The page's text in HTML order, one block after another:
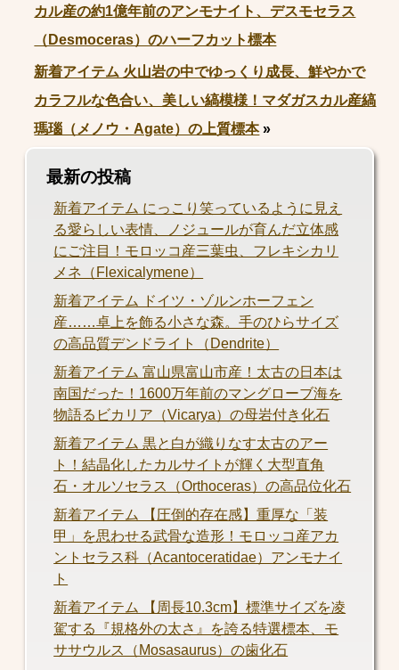
カル産の約1億年前のアンモナイト、デスモセラス
（Desmoceras）のハーフカット標本
新着アイテム 火山岩の中でゆっくり成長、鮮やかで
カラフルな色合い、美しい縞模様！マダガスカル産縞
瑪瑙（メノウ・Agate）の上質標本»
最新の投稿
新着アイテム にっこり笑っているように見え
る愛らしい表情、ノジュールが育んだ立体感
にご注目！モロッコ産三葉虫、フレキシカリ
メネ（Flexicalymene）
新着アイテム ドイツ・ゾルンホーフェン
産……卓上を飾る小さな森。手のひらサイズ
の高品質デンドライト（Dendrite）
新着アイテム 富山県富山市産！太古の日本は
南国だった！1600万年前のマングローブ海を
物語るビカリア（Vicarya）の母岩付き化石
新着アイテム 黒と白が織りなす太古のアー
ト！結晶化したカルサイトが輝く大型直角
石・オルソセラス（Orthoceras）の高品位化石
新着アイテム 【圧倒的存在感】重厚な「装
甲」を思わせる武骨な造形！モロッコ産アカ
ントセラス科（Acantoceratidae）アンモナイ
ト
新着アイテム 【周長10.3cm】標準サイズを凌
駕する『規格外の太さ』を誇る特選標本、モ
ササウルス（Mosasaurus）の歯化石